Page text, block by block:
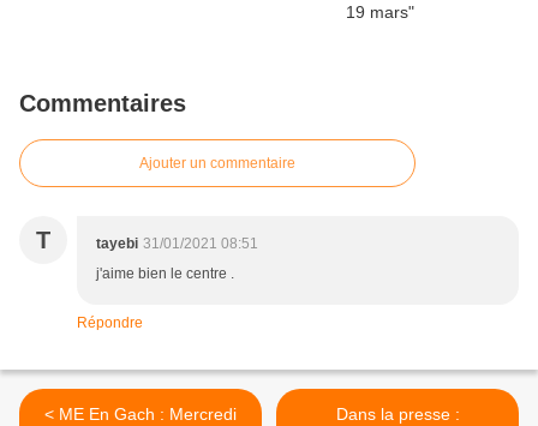
Commentaires
Ajouter un commentaire
T tayebi 31/01/2021 08:51
j'aime bien le centre .
Répondre
< ME En Gach : Mercredi
Dans la presse :